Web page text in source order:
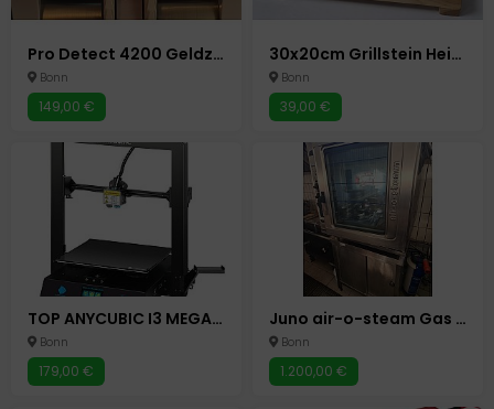
Pro Detect 4200 Geldzählmaschine Scheinzählmaschine Geld Zähler
Bonn
149,00 €
30x20cm Grillstein Heiße Platte Steakplatte Heißer Stein Steinplatte Hot Stone
Bonn
39,00 €
TOP ANYCUBIC I3 MEGA X - 3D DRUCKER MASCHINE PC COMPUTER BONN
Bonn
179,00 €
Juno air-o-steam Gas 38 kW Konvektomat Kombidämpfer Gastro Backofen Bonn
Bonn
1.200,00 €